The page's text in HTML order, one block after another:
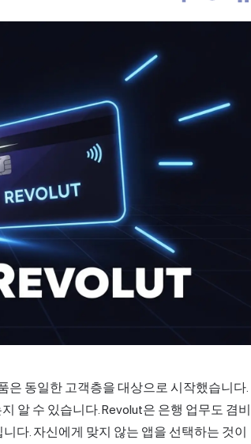
은 동일한 고객층을 대상으로 시작했습니다.
알 수 있습니다. Revolut은 은행 업무도 겸비
다. 자신에게 맞지 않는 앱을 선택하는 것이